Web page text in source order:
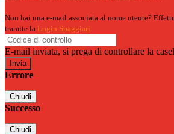
Non hai una e-mail associata al nome utente?
tramite la Login Spaggiari
E-mail inviata, si prega di controllare la
Errore
Chiudi
Successo
Chiudi